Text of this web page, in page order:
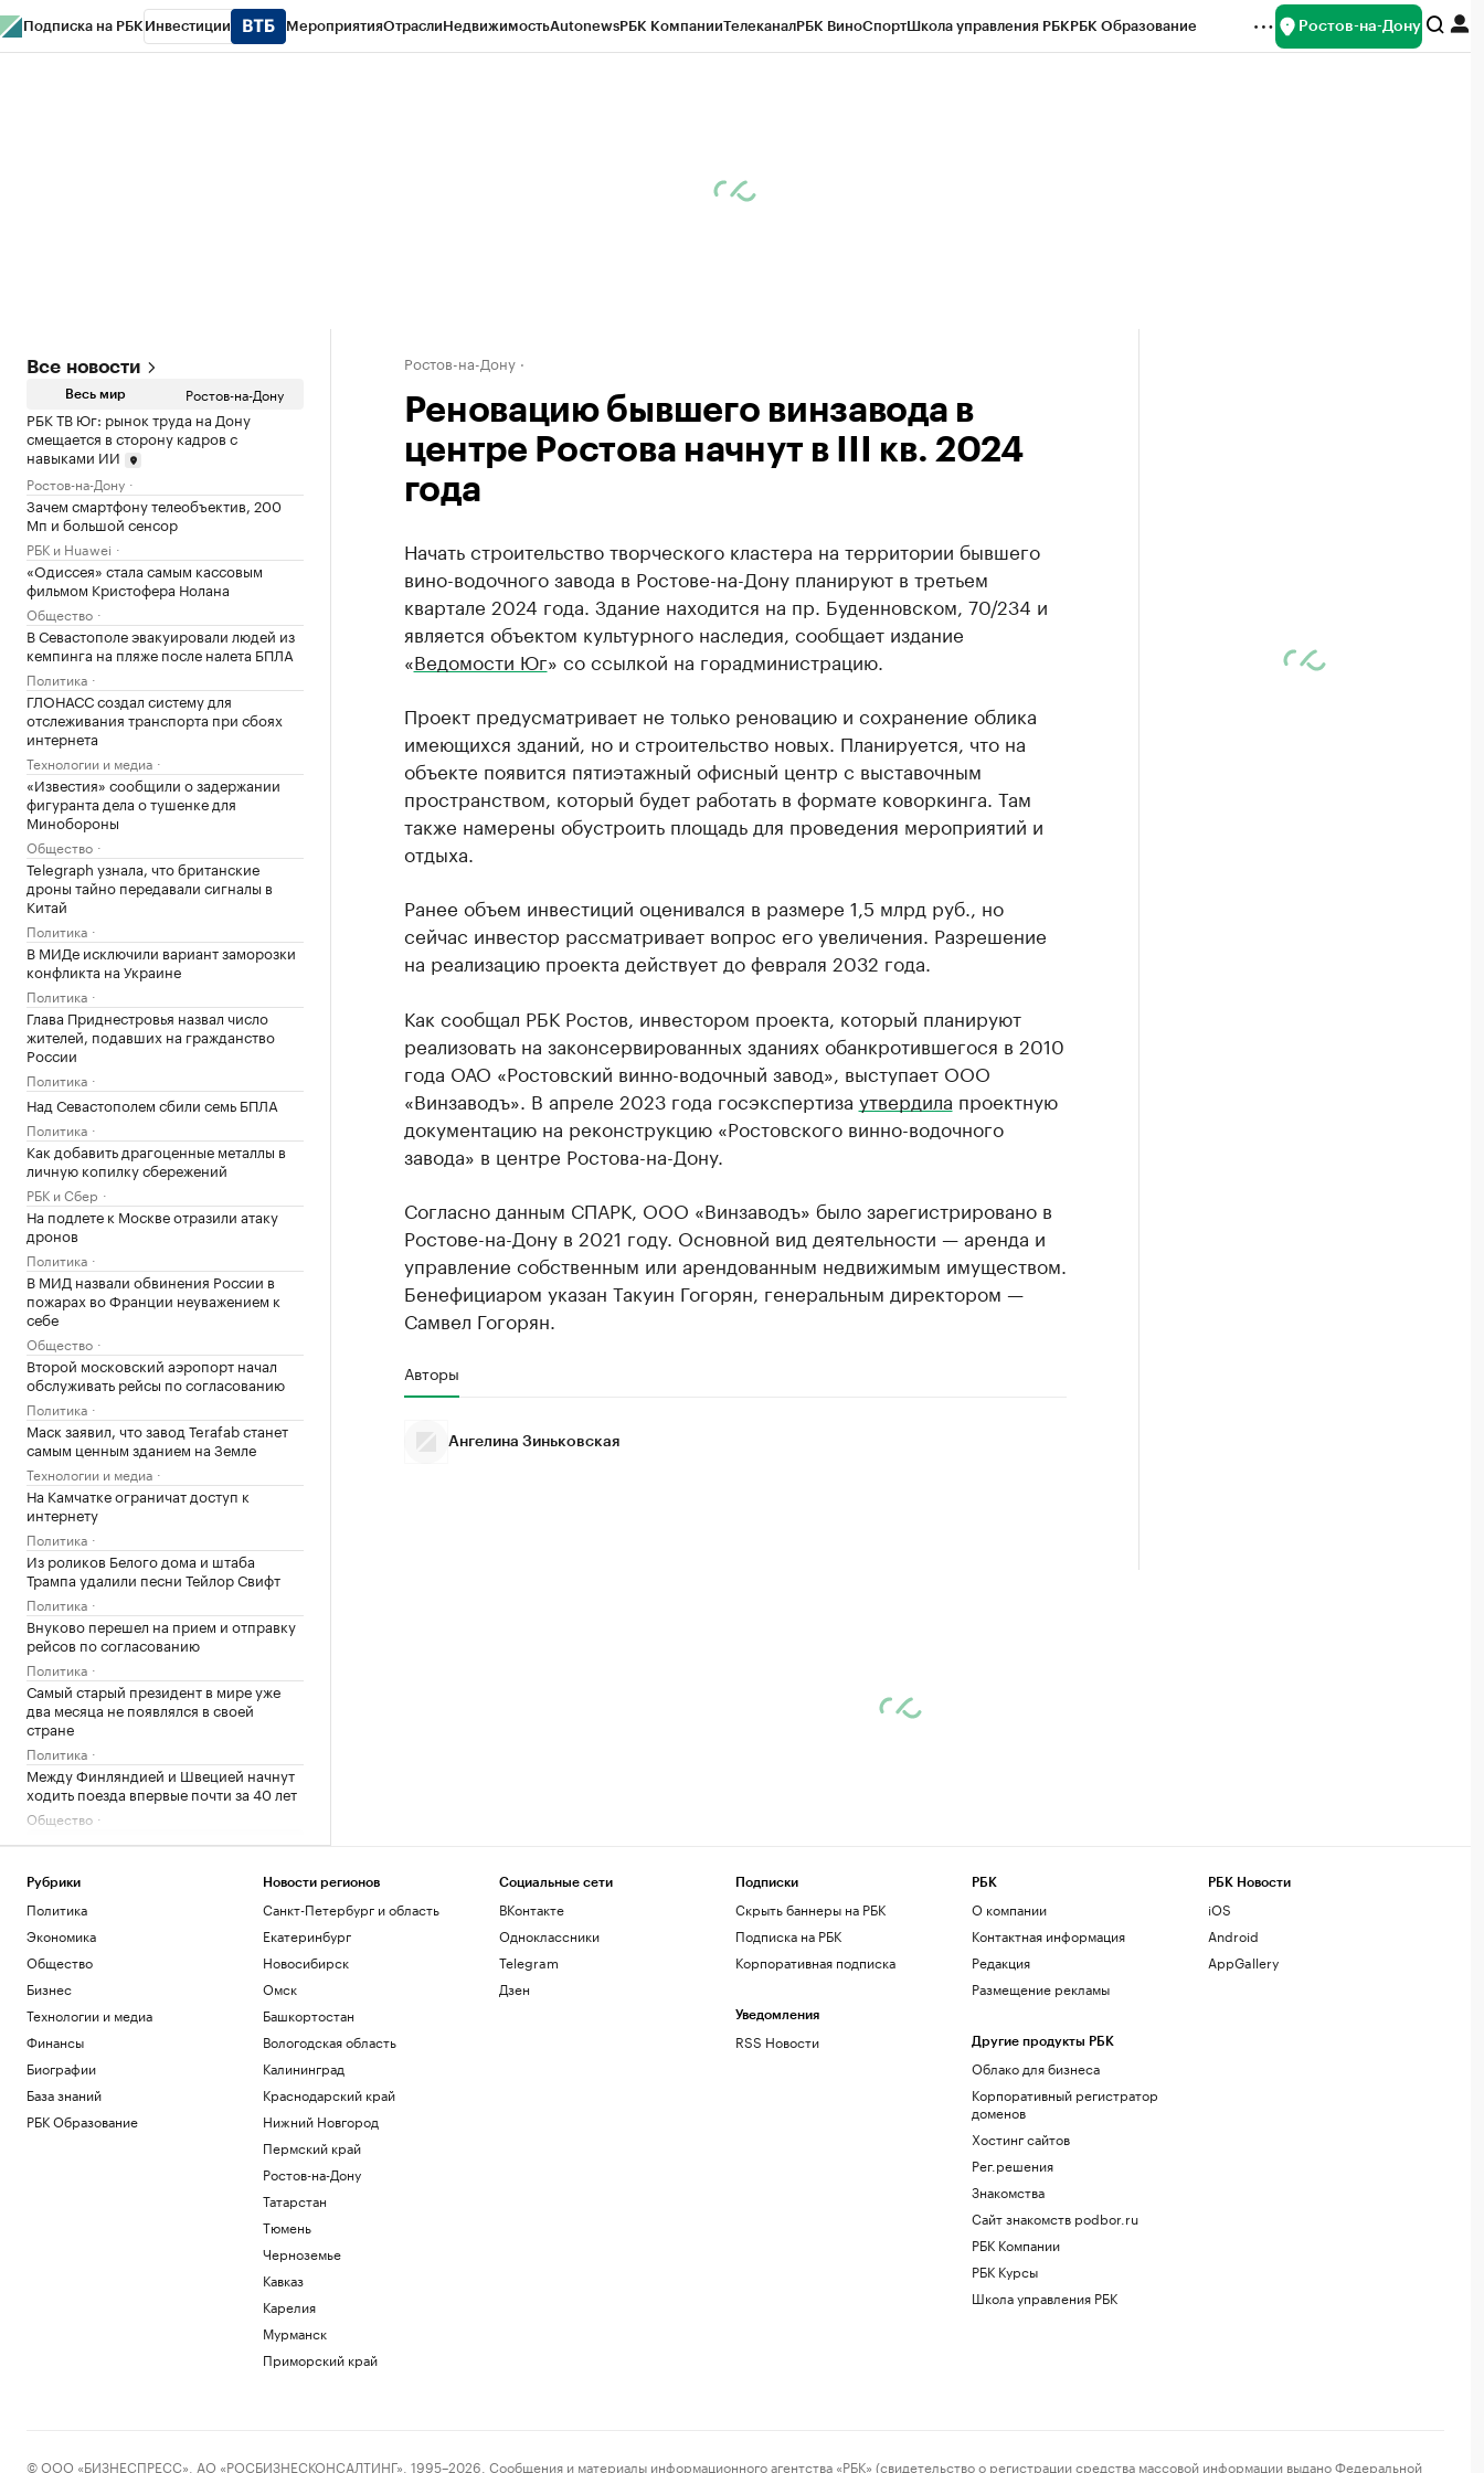
Подписка на РБК Инвестиции МероприятияОтраслиНедвижимостьAutonewsРБК КомпанииТелеканалРБК ВиноСпортШкола управления РБКРБК Образование Ростов-на-Дону
Все новости
Весь мир Ростов-на-Дону
РБК ТВ Юг: рынок труда на Дону
смещается в сторону кадров с
навыками ИИ
Ростов-на-Дону
Зачем смартфону телеобъектив, 200
Мп и большой сенсор
РБК и Huawei
«Одиссея» стала самым кассовым
фильмом Кристофера Нолана
Общество
В Севастополе эвакуировали людей из
кемпинга на пляже после налета БПЛА
Политика
ГЛОНАСС создал систему для
отслеживания транспорта при сбоях
интернета
Технологии и медиа
«Известия» сообщили о задержании
фигуранта дела о тушенке для
Минобороны
Общество
Telegraph узнала, что британские
дроны тайно передавали сигналы в
Китай
Политика
В МИДе исключили вариант заморозки
конфликта на Украине
Политика
Глава Приднестровья назвал число
жителей, подавших на гражданство
России
Политика
Над Севастополем сбили семь БПЛА
Политика
Как добавить драгоценные металлы в
личную копилку сбережений
РБК и Сбер
На подлете к Москве отразили атаку
дронов
Политика
В МИД назвали обвинения России в
пожарах во Франции неуважением к
себе
Общество
Второй московский аэропорт начал
обслуживать рейсы по согласованию
Политика
Маск заявил, что завод Terafab станет
самым ценным зданием на Земле
Технологии и медиа
На Камчатке ограничат доступ к
интернету
Политика
Из роликов Белого дома и штаба
Трампа удалили песни Тейлор Свифт
Политика
Внуково перешел на прием и отправку
рейсов по согласованию
Политика
Самый старый президент в мире уже
два месяца не появлялся в своей
стране
Политика
Между Финляндией и Швецией начнут
ходить поезда впервые почти за 40 лет
Общество
Ростов-на-Дону
Реновацию бывшего винзавода в
центре Ростова начнут в III кв. 2024
года
Начать строительство творческого кластера на территории бывшего
вино-водочного завода в Ростове-на-Дону планируют в третьем
квартале 2024 года. Здание находится на пр. Буденновском, 70/234 и
является объектом культурного наследия, сообщает издание
«Ведомости Юг» со ссылкой на горадминистрацию.
Проект предусматривает не только реновацию и сохранение облика
имеющихся зданий, но и строительство новых. Планируется, что на
объекте появится пятиэтажный офисный центр с выставочным
пространством, который будет работать в формате коворкинга. Там
также намерены обустроить площадь для проведения мероприятий и
отдыха.
Ранее объем инвестиций оценивался в размере 1,5 млрд руб., но
сейчас инвестор рассматривает вопрос его увеличения. Разрешение
на реализацию проекта действует до февраля 2032 года.
Как сообщал РБК Ростов, инвестором проекта, который планируют
реализовать на законсервированных зданиях обанкротившегося в 2010
года ОАО «Ростовский винно-водочный завод», выступает ООО
«Винзаводъ». В апреле 2023 года госэкспертиза утвердила проектную
документацию на реконструкцию «Ростовского винно-водочного
завода» в центре Ростова-на-Дону.
Согласно данным СПАРК, ООО «Винзаводъ» было зарегистрировано в
Ростове-на-Дону в 2021 году. Основной вид деятельности — аренда и
управление собственным или арендованным недвижимым имуществом.
Бенефициаром указан Такуин Гогорян, генеральным директором —
Самвел Гогорян.
Авторы
Ангелина Зиньковская
Рубрики
Политика
Экономика
Общество
Бизнес
Технологии и медиа
Финансы
Биографии
База знаний
РБК Образование
Новости регионов
Санкт-Петербург и область
Екатеринбург
Новосибирск
Омск
Башкортостан
Вологодская область
Калининград
Краснодарский край
Нижний Новгород
Пермский край
Ростов-на-Дону
Татарстан
Тюмень
Черноземье
Кавказ
Карелия
Мурманск
Приморский край
Социальные сети
ВКонтакте
Одноклассники
Telegram
Дзен
Подписки
Скрыть баннеры на РБК
Подписка на РБК
Корпоративная подписка
Уведомления
RSS Новости
РБК
О компании
Контактная информация
Редакция
Размещение рекламы
Другие продукты РБК
Облако для бизнеса
Корпоративный регистратор
доменов
Хостинг сайтов
Рег.решения
Знакомства
Сайт знакомств podbor.ru
РБК Компании
РБК Курсы
Школа управления РБК
РБК Новости
iOS
Android
AppGallery
© ООО «БИЗНЕСПРЕСС», АО «РОСБИЗНЕСКОНСАЛТИНГ», 1995–2026. Сообщения и материалы информационного агентства «РБК» (свидетельство о регистрации средства массовой информации выдано Федеральной